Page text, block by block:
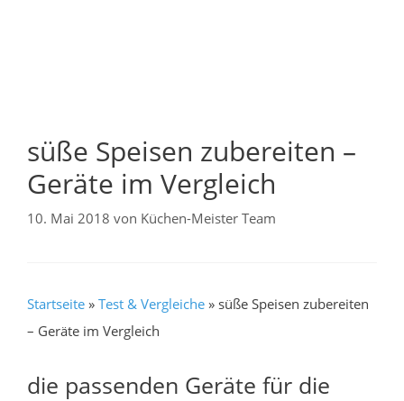
süße Speisen zubereiten –
Geräte im Vergleich
10. Mai 2018 von Küchen-Meister Team
Startseite » Test & Vergleiche » süße Speisen zubereiten
– Geräte im Vergleich
die passenden Geräte für die